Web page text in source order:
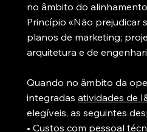
no âmbito do
Princípio «Não prejudicar
planos de marketing;
arquitetura e de
Quando no âmbito da
integradasatividades de
elegíveis, as seguintes
• Custos com pessoal